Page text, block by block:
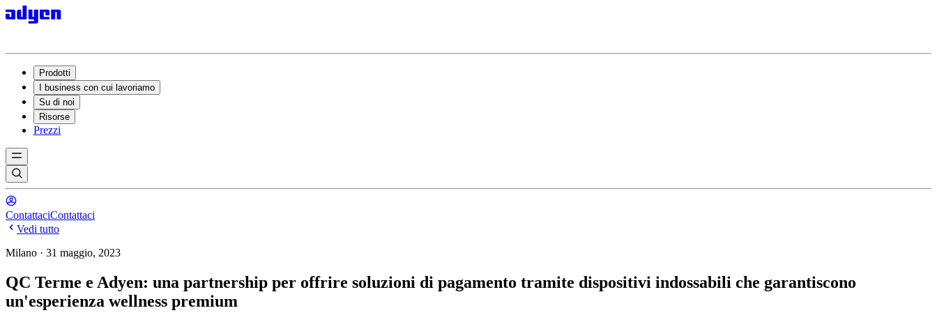
Prodotti
I business con cui lavoriamo
Su di noi
Risorse
Prezzi
ContattaciContattaci
Vedi tutto
Milano · 31 maggio, 2023
QC Terme e Adyen: una partnership per offrire soluzioni di pagamento tramite dispositivi indossabili che garantiscono
un'esperienza wellness premium